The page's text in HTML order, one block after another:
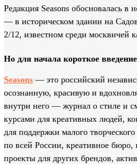
Редакция Seasons обосновалась в
— в историческом здании на
2/12, известном среди москвичей
Но для начала короткое введение
Seasons — это российский
осознанную, красивую и
внутри него — журнал о стиле и
курсами для креативных людей,
для поддержки малого
по всей России, креативное бюро,
проекты для других брендов,